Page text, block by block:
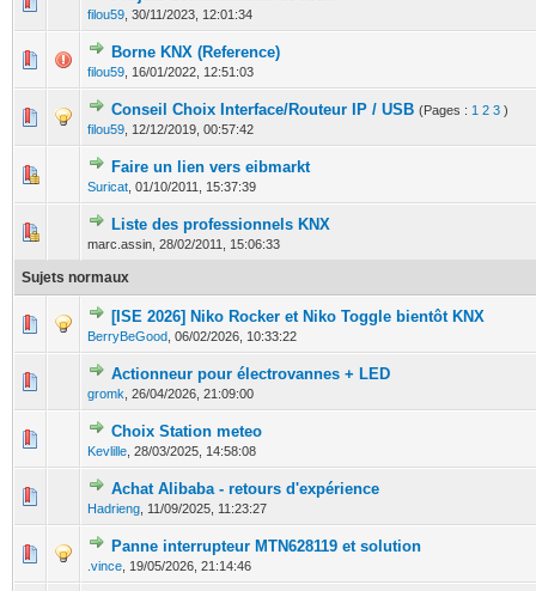
filou59 30/11/2023, 12:01:34
Borne KNX (Reference)
filou59 16/01/2022, 12:51:03
2 Votes - 5 sur 5 en moyenne
12345
Conseil Choix Interface/Routeur IP / USB (Pages : 1 2 3 )
filou59 12/12/2019, 00:57:42
2 Votes - 5 sur 5 en moyenne
12345
Faire un lien vers eibmarkt
Suricat 01/10/2011, 15:37:39
1 Votes - 5 sur 5 en moyenne
1 2345
Liste des professionnels KNX
marc.assin, 28/02/2011, 15:06:33
3 Votes - 1.67 sur 5 en moyenne
12345
Sujets normaux
[ISE 2026] Niko Rocker et Niko Toggle bientôt KNX
BerryBeGood 06/02/2026, 10:33:22
0 Votes - 0 sur 5 en moyenne
12345
Actionneur pour électrovannes + LED
gromk 26/04/2026, 21:09:00
0 Votes - 0 sur 5 en moyenne
12345
Choix Station meteo
Kevlille 28/03/2025, 14:58:08
0 Votes - 0 sur 5 en moyenne
1234
Achat Alibaba - retours d'expérience
Hadrieng 11/09/2025, 11:23:27
0 Votes - 0 sur 5 en moyenne
12345
Panne interrupteur MTN628119 et solution
.vince 19/05/2026, 21:14:46
0 Votes - 0 sur 5 en moyenne
12 34 5